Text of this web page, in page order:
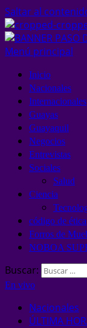
Saltar al
Menú principal
Inicio
Nacionales
Internacionales
Guayas
Guayaquil
Negocios
Entrevistas
Sociales
Salud
Ciencia
código de ética
Forros de
NOBOA
Buscar:
En vivo
Nacionales
ÚLTIMA